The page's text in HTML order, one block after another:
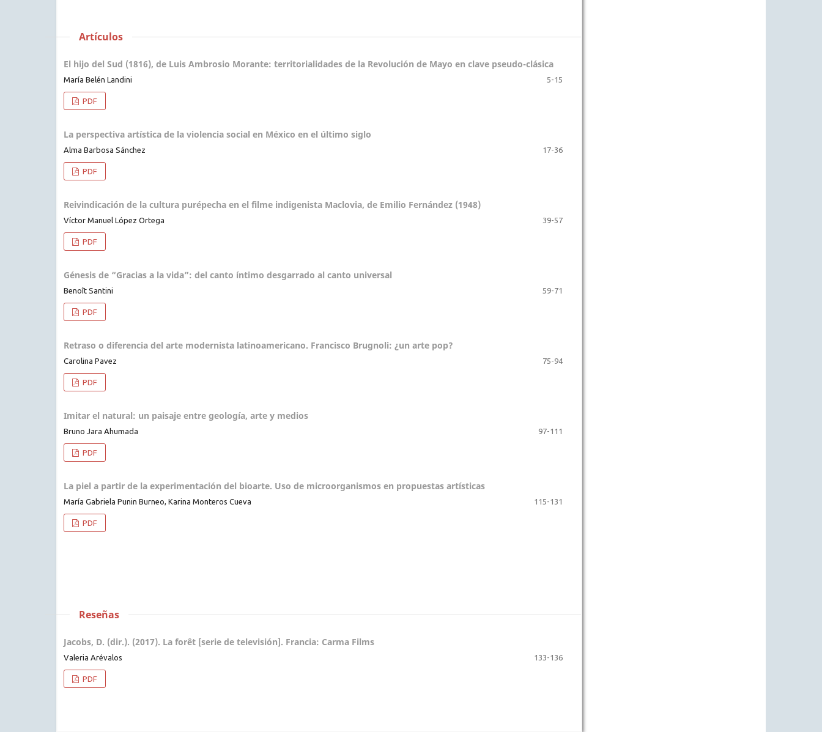
Artículos
El hijo del Sud (1816), de Luis Ambrosio Morante: territorialidades de la Revolución de Mayo en clave pseudo-clásica
María Belén Landini 5-15
PDF
La perspectiva artística de la violencia social en México en el último siglo
Alma Barbosa Sánchez 17-36
PDF
Reivindicación de la cultura purépecha en el filme indigenista Maclovia, de Emilio Fernández (1948)
Víctor Manuel López Ortega 39-57
PDF
Génesis de “Gracias a la vida”: del canto íntimo desgarrado al canto universal
Benoît Santini 59-71
PDF
Retraso o diferencia del arte modernista latinoamericano. Francisco Brugnoli: ¿un arte pop?
Carolina Pavez 75-94
PDF
Imitar el natural: un paisaje entre geología, arte y medios
Bruno Jara Ahumada 97-111
PDF
La piel a partir de la experimentación del bioarte. Uso de microorganismos en propuestas artísticas
María Gabriela Punin Burneo, Karina Monteros Cueva 115-131
PDF
Reseñas
Jacobs, D. (dir.). (2017). La forêt [serie de televisión]. Francia: Carma Films
Valeria Arévalos 133-136
PDF